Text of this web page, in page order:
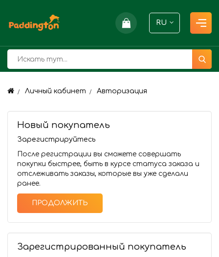
RU
Личный кабинет Авторизация
Новый покупатель
Зарегистрируйтесь
После регистрации вы сможете совершать
покупки быстрее, быть в курсе статуса заказа и
отслеживать заказы, которые вы уже сделали
ранее.
ПРОДОЛЖИТЬ
Зарегистрированный покупатель